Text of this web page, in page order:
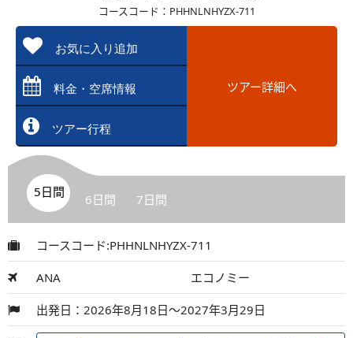
コースコード：PHHNLNHYZX-711
お気に入り追加
料金・空席情報
ツアー行程
ツアー詳細へ
5日間 6日間 7日間
コースコード:PHHNLNHYZX-711
ANA エコノミー
出発日：2026年8月18日～2027年3月29日